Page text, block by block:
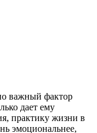
важный фактор
дает ему
практику жизни в
эмоциональнее,